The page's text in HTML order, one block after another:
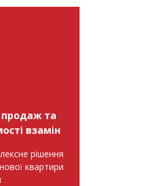
продаж та
взамін
рішення
квартири